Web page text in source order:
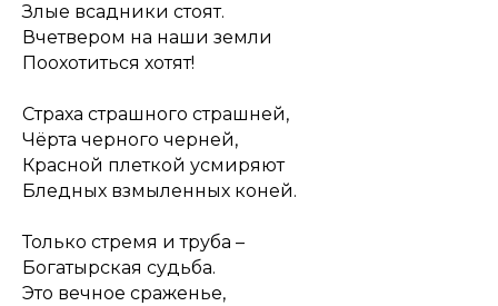
Злые всадники стоят.
Вчетвером на наши земли
Поохотиться хотят!
Страха страшного страшней,
Чёрта черного черней,
Красной плеткой усмиряют
Бледных взмыленных коней.
Только стремя и труба –
Богатырская судьба.
Это вечное сраженье,